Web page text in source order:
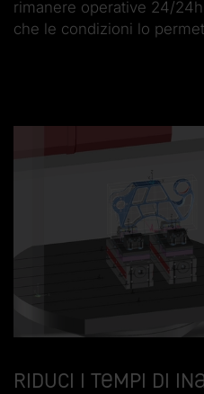
rimanere operative 24/
che le condizioni lo
Riduci i tempi di